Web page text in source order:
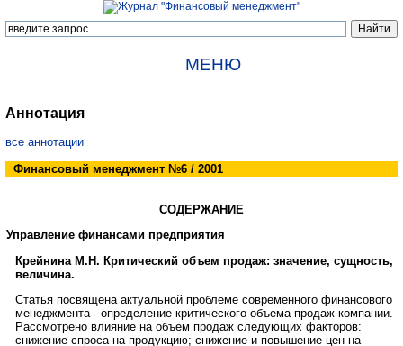
МЕНЮ
Аннотация
все аннотации
Финансовый менеджмент №6 / 2001
СОДЕРЖАНИЕ
Управление финансами предприятия
Крейнина М.Н. Критический объем продаж: значение, сущность,
величина.
Статья посвящена актуальной проблеме современного финансового
менеджмента - определение критического объема продаж компании.
Рассмотрено влияние на объем продаж следующих факторов:
снижение спроса на продукцию; снижение и повышение цен на